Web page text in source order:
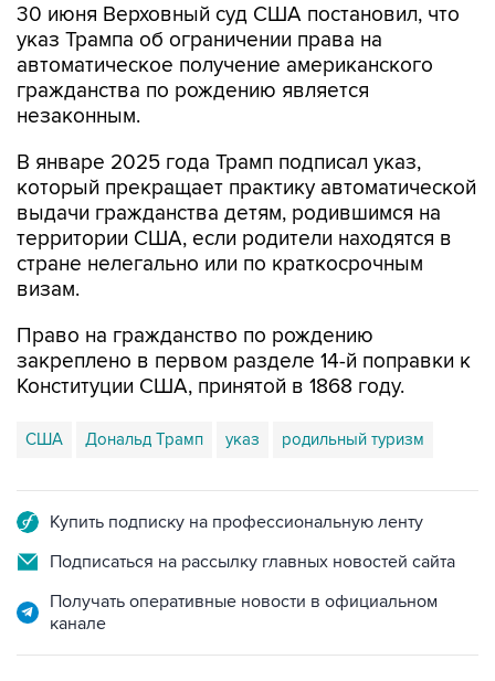
30 июня Верховный суд США постановил, что
указ Трампа об ограничении права на
автоматическое получение американского
гражданства по рождению является
незаконным.
В январе 2025 года Трамп подписал указ,
который прекращает практику автоматической
выдачи гражданства детям, родившимся на
территории США, если родители находятся в
стране нелегально или по краткосрочным
визам.
Право на гражданство по рождению
закреплено в первом разделе 14-й поправки к
Конституции США, принятой в 1868 году.
США Дональд Трамп указ родильный туризм
Купить подписку на профессиональную ленту
Подписаться на рассылку главных новостей сайта
Получать оперативные новости в официальном
канале